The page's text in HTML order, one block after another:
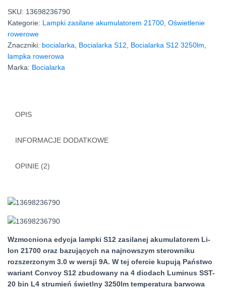
4x
SST-
20
5000K
9A
MEDIUM
SKU: 13698236790
Kategorie: Lampki zasilane akumulatorem 21700, Oświetlenie
rowerowe
Znaczniki: bocialarka, Bocialarka S12, Bocialarka S12 3250lm,
lampka rowerowa
Marka: Bocialarka
OPIS
INFORMACJE DODATKOWE
OPINIE (2)
Wzmocniona edycja lampki S12 zasilanej akumulatorem Li-
Ion 21700 oraz bazujących na najnowszym sterowniku
rozszerzonym 3.0 w wersji 9A. W tej ofercie kupują Państwo
wariant Convoy S12 zbudowany na 4 diodach Luminus SST-
20 bin L4 strumień świetlny 3250lm temperatura barwowa